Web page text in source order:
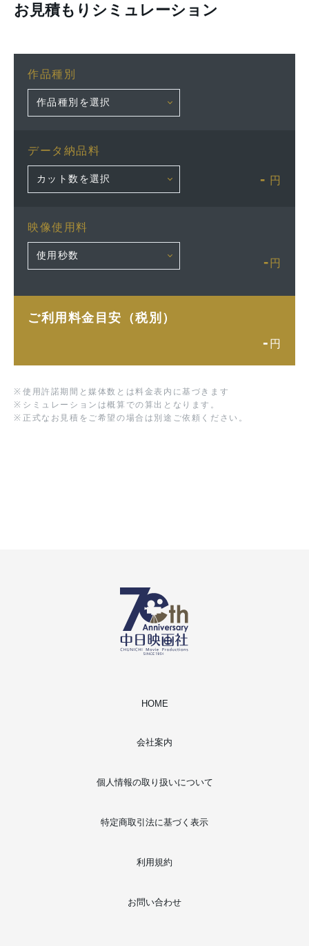
お見積もりシミュレーション
作品種別
データ納品料
- 円
映像使用料
- 円
ご利用料金目安（税別）
- 円
※ 使用許諾期間と媒体数とは料金表内に基づきます
※ シミュレーションは概算での算出となります。
※ 正式なお見積をご希望の場合は別途ご依頼ください。
HOME
会社案内
個人情報の取り扱いについて
特定商取引法に基づく表示
利用規約
お問い合わせ